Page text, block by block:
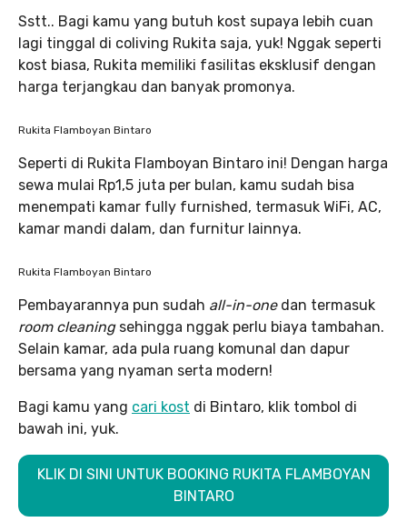
Sstt.. Bagi kamu yang butuh kost supaya lebih cuan
lagi tinggal di coliving Rukita saja, yuk! Nggak seperti
kost biasa, Rukita memiliki fasilitas eksklusif dengan
harga terjangkau dan banyak promonya.
Rukita Flamboyan Bintaro
Seperti di Rukita Flamboyan Bintaro ini! Dengan harga
sewa mulai Rp1,5 juta per bulan, kamu sudah bisa
menempati kamar fully furnished, termasuk WiFi, AC,
kamar mandi dalam, dan furnitur lainnya.
Rukita Flamboyan Bintaro
Pembayarannya pun sudah all-in-one dan termasuk
room cleaning sehingga nggak perlu biaya tambahan.
Selain kamar, ada pula ruang komunal dan dapur
bersama yang nyaman serta modern!
Bagi kamu yang cari kost di Bintaro, klik tombol di
bawah ini, yuk.
KLIK DI SINI UNTUK BOOKING RUKITA FLAMBOYAN
BINTARO